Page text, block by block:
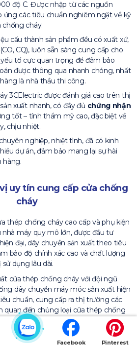
độ C. Được nhập từ các nguồn
ứng các tiêu chuẩn nghiêm ngặt về kỹ
cháy.
cấu thành sản phẩm đều có xuất xứ,
CQ), luôn sẵn sàng cung cấp cho
tố cực quan trọng để đảm bảo
được thông qua nhanh chóng, nhất
là nhà thầu thi công.
3CElectric được đánh giá cao trên thị
xuất nhanh, có đầy đủ chứng nhận
tốt – tính thẩm mỹ cao, đặc biệt về
chịu nhiệt.
nghiệp, nhiệt tình, đã có kinh
dự án, đảm bảo mang lại sự hài
hàng.
uy tín cung cấp cửa chống
cháy
thép chống cháy cao cấp và phụ kiện
máy quy mô lớn, được đầu tư
đại, dây chuyền sản xuất theo tiêu
bảo độ chính xác cao và chất lượng
dụng lâu dài.
cửa thép chống cháy với đội ngũ
dây chuyền máy móc sản xuất hiện
chuẩn, cung cấp ra thị trường các
quan đến chủng loại cửa thép chống
hết các yêu cầu, tiêu chuẩn khắt khe
Facebook Pinterest